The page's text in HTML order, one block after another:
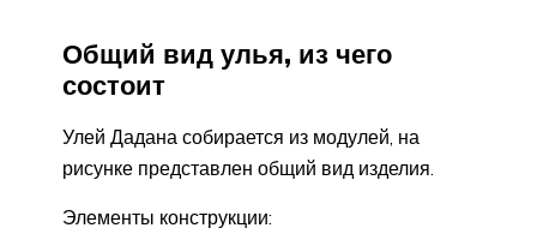
Общий вид улья, из чего
состоит
Улей Дадана собирается из модулей, на
рисунке представлен общий вид изделия.
Элементы конструкции: